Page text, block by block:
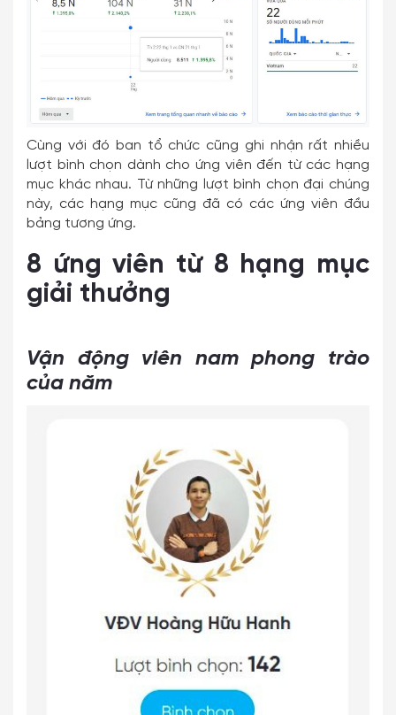
Cùng với đó ban tổ chức cũng ghi nhận rất nhiều
lượt bình chọn dành cho ứng viên đến từ các hạng
mục khác nhau. Từ những lượt bình chọn đại chúng
này, các hạng mục cũng đã có các ứng viên đầu
bảng tương ứng.
8 ứng viên từ 8 hạng mục
giải thưởng
Vận động viên nam phong trào
của năm